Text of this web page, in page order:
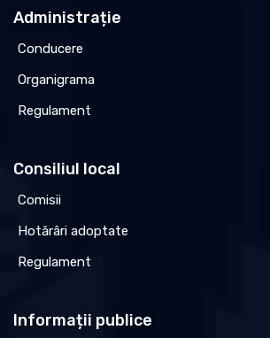
Administrație
Conducere
Organigrama
Regulament
Consiliul local
Comisii
Hotărâri adoptate
Regulament
Informații publice